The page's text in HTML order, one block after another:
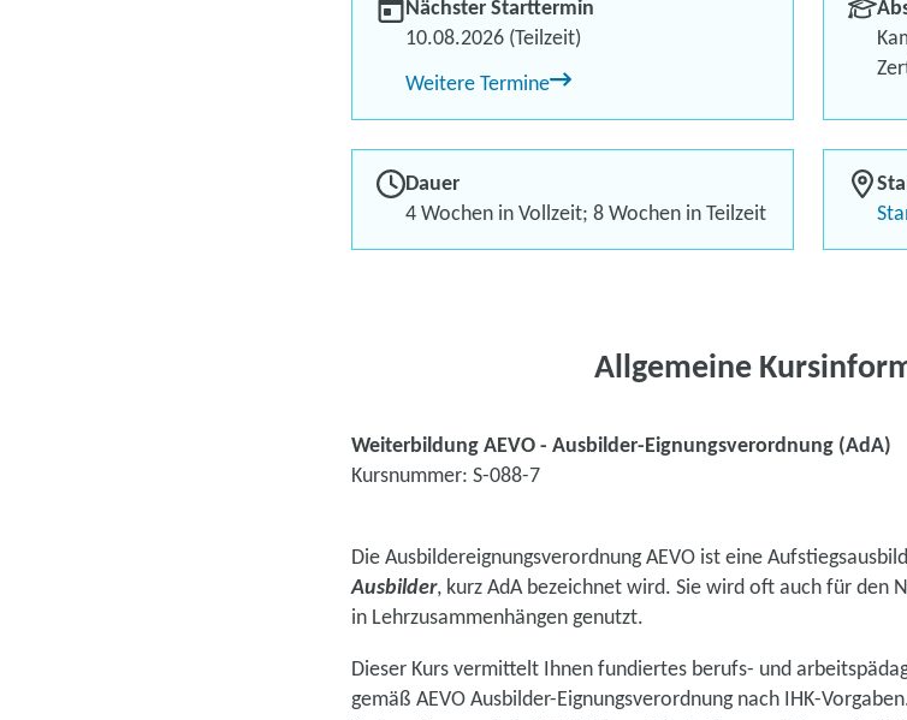
Nächster Starttermin
10.08.2026 (Teilzeit)
Weitere Termine
Dauer
4 Wochen in Vollzeit; 8 Wochen in Teilzeit
Allgemeine
Weiterbildung AEVO - Ausbilder-Eignungsverordnung (AdA)
Kursnummer: S-088-7
Die Ausbildereignungsverordnung AEVO ist eine
Ausbilder, kurz AdA bezeichnet wird. Sie wird oft auch für den
in Lehrzusammenhängen genutzt.
Dieser Kurs vermittelt Ihnen fundiertes berufs- und
gemäß AEVO Ausbilder-Eignungsverordnung nach IHK-